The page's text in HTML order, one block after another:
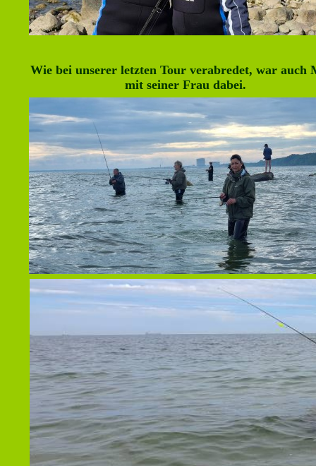
Wie bei unserer letzten Tour verabredet, war auch
mit seiner Frau dabei.